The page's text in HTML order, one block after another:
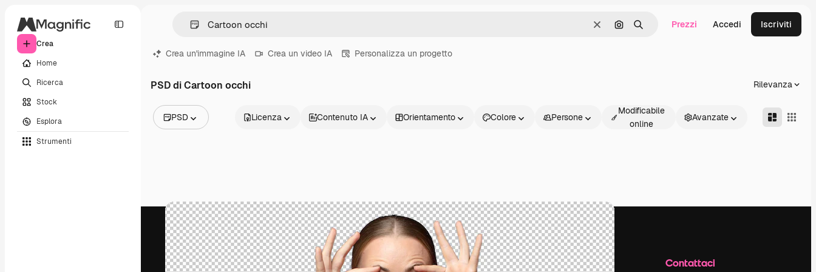
Crea
Home
Ricerca
Stock
Esplora
Strumenti
CancellaCerca per immagine
Ricerca Prezzi Accedi Iscriviti
Crea un'immagine IA Crea un video IA Personalizza un progetto
PSD di Cartoon occhi Rilevanza
PSD
Video
Clip video
Motion graphic
Modelli di video
Icone
Modelli 3D
Font
Licenza Contenuto IA Orientamento Colore Persone
Modificabile
online
Avanzate
Prodotti Inizia Azienda Contattaci